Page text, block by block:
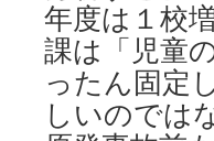
年度は１校
課は「児童
ったん固定
しいのでは